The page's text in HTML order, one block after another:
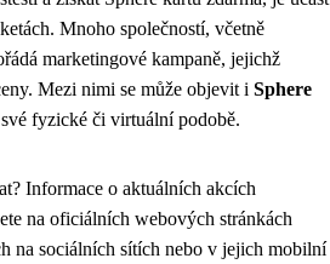
Mnoho společností, včetně
marketingové kampaně, jejichž
Mezi nimi se může objevit i Sphere
fyzické či virtuální podobě.
Informace o aktuálních akcích
na oficiálních webových stránkách
na sociálních sítích nebo v jejich mobilní